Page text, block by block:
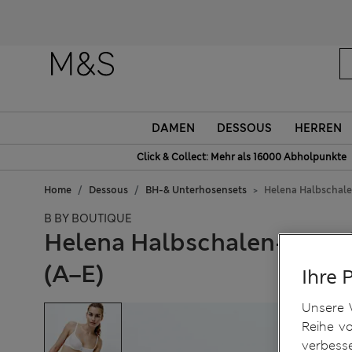
DAMEN DESSOUS HERREN
Click & Collect: Mehr als 16000 Abholpunkte
Home Dessous BH-& Unterhosensets Helena
B BY BOUTIQUE
Helena Halbschalen-BH
(A–E)
Ihre
Unsere
Reihe